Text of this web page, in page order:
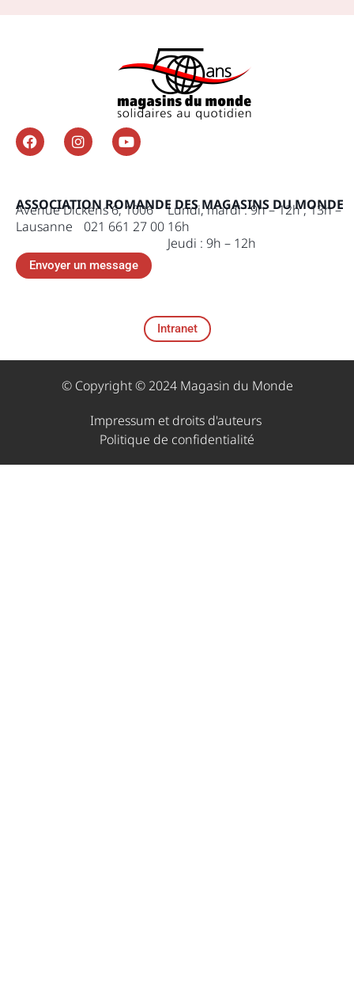
ASSOCIATION ROMANDE DES MAGASINS DU MONDE
Avenue Dickens 6, 1006
Lausanne 021 661 27 00
Lundi, mardi : 9h – 12h , 13h –
16h
Jeudi : 9h – 12h
Envoyer un message
Intranet
© Copyright © 2024 Magasin du Monde
Impressum et droits d'auteurs ​
Politique de confidentialité​